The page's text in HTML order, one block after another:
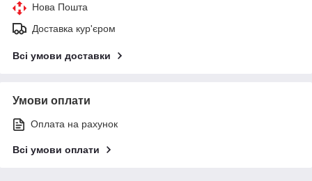
Нова Пошта
Доставка кур'єром
Всі умови доставки
Умови оплати
Оплата на рахунок
Всі умови оплати